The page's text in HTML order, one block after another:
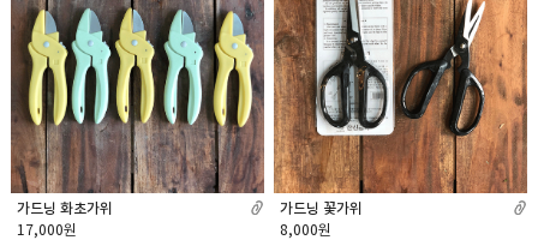
가드닝 화초가위
17,000원
가드닝 꽃가위
8,000원